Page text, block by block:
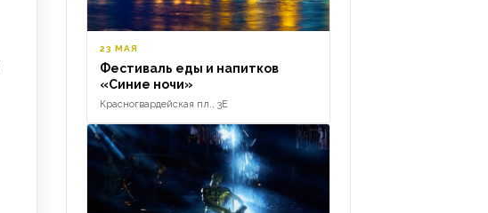
23 МАЯ
Фестиваль еды и напитков
«Синие ночи»
Красногвардейская пл., 3Е